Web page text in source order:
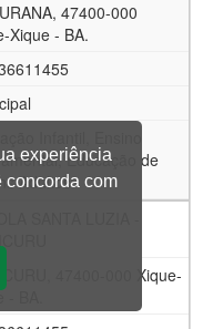
experiência
concorda com
47400-000
Xique - BA.
Educação de
Adultos
SANTA LUZIA -
47400-000 Xique-
- BA.